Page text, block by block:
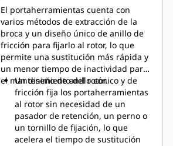
El portaherramientas cuenta con
varios métodos de extracción de la
broca y un diseño único de anillo de
fricción para fijarlo al rotor, lo que
permite una sustitución más rápida y
un menor tiempo de inactividad para
el mantenimiento del rotor.
Un diseño de anillo cónico y de
fricción fija los portaherramientas
al rotor sin necesidad de un
pasador de retención, un perno o
un tornillo de fijación, lo que
acelera el tiempo de sustitución